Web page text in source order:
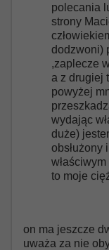
polecania
strony
dodzwoni)
,zaplecze
a z drugiej
powyżej
wydając
duże)
obsłużony
to moje
on ma jeszcze
uważa za nie